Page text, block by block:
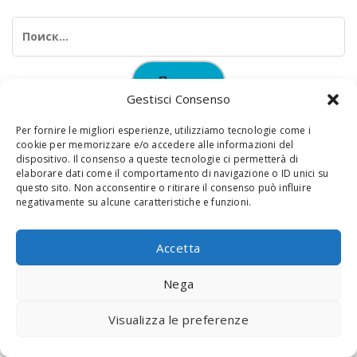
Gestisci Consenso
Per fornire le migliori esperienze, utilizziamo tecnologie come i
cookie per memorizzare e/o accedere alle informazioni del
dispositivo. Il consenso a queste tecnologie ci permetterà di
elaborare dati come il comportamento di navigazione o ID unici su
questo sito. Non acconsentire o ritirare il consenso può influire
negativamente su alcune caratteristiche e funzioni.
Accetta
Nega
Visualizza le preferenze
© 2020 Digital Touch Menu. Menu realizzato daInteractive